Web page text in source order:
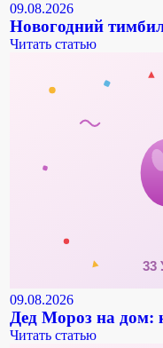
09.08.2026
Новогодний
Читать статью
09.08.2026
Дед Мороз на дом:
Читать статью